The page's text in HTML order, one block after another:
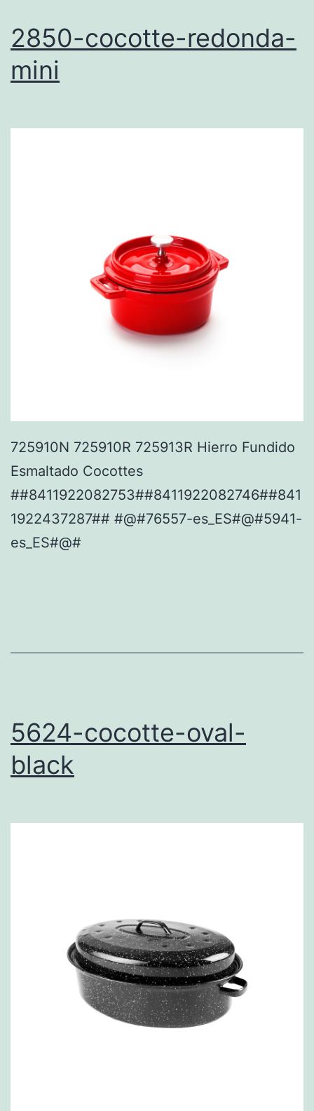
2850-cocotte-redonda-
mini
725910N 725910R 725913R Hierro Fundido
Esmaltado Cocottes
##8411922082753##8411922082746##841
1922437287## #@#76557-es_ES#@#5941-
es_ES#@#
5624-cocotte-oval-
black